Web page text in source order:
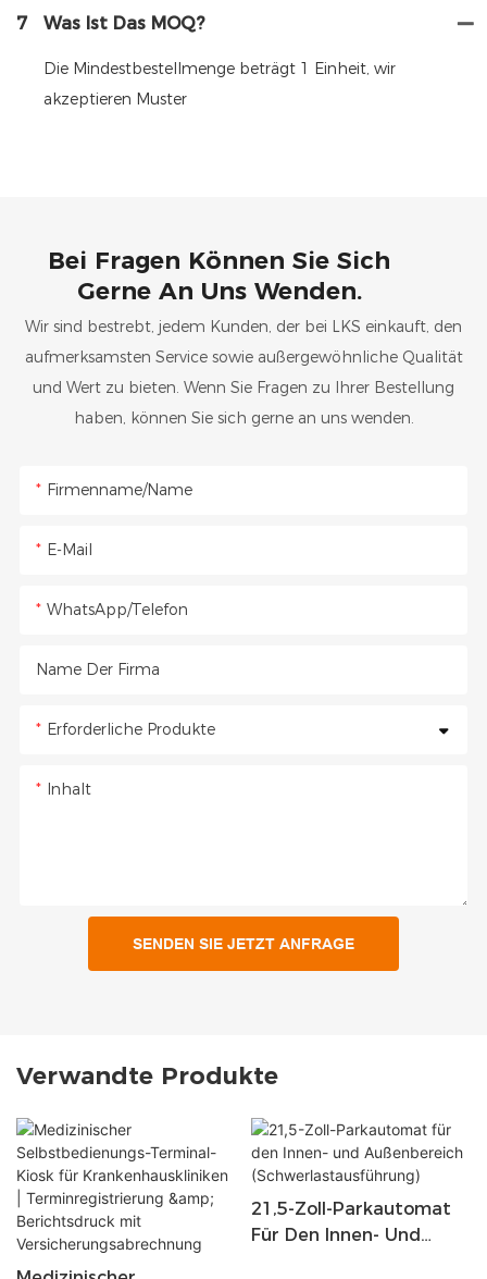
7 Was Ist Das MOQ?
Die Mindestbestellmenge beträgt 1 Einheit, wir
akzeptieren Muster
Bei Fragen Können Sie Sich
Gerne An Uns Wenden.
Wir sind bestrebt, jedem Kunden, der bei LKS einkauft, den
aufmerksamsten Service sowie außergewöhnliche Qualität
und Wert zu bieten. Wenn Sie Fragen zu Ihrer Bestellung
haben, können Sie sich gerne an uns wenden.
Firmenname/Name
E-Mail
WhatsApp/Telefon
Name Der Firma
Erforderliche Produkte
Inhalt
SENDEN SIE JETZT ANFRAGE
Verwandte Produkte
21,5-Zoll-Parkautomat
Für Den Innen- Und